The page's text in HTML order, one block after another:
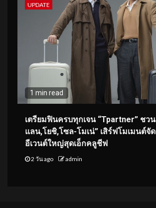
UPDATE
1 min read
เตรียมฟินครบทุกเจน “Tpartner” ชว
แลน,โยชิ,โซล-โมเน่” เสิร์ฟโมเมนต์จั
อีเวนต์ใหญ่สุดเอ็กคลูชีฟ
2 วัน ago admin